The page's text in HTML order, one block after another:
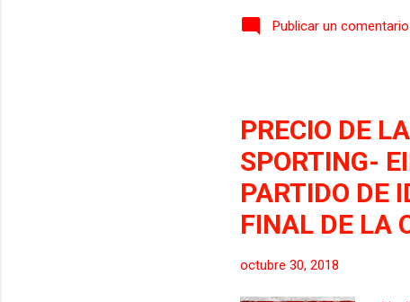
Publicar un comentario
PRECIO DE
SPORTING-
PARTIDO DE
FINAL DE LA
octubre 30, 2018